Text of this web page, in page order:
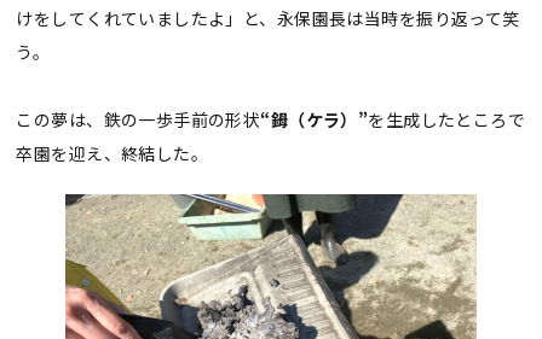
けをしてくれていましたよ」と、永保園長は当時を振り返って笑
う。
この夢は、鉄の一歩手前の形状“鉧（ケラ）”を生成したところで
卒園を迎え、終結した。